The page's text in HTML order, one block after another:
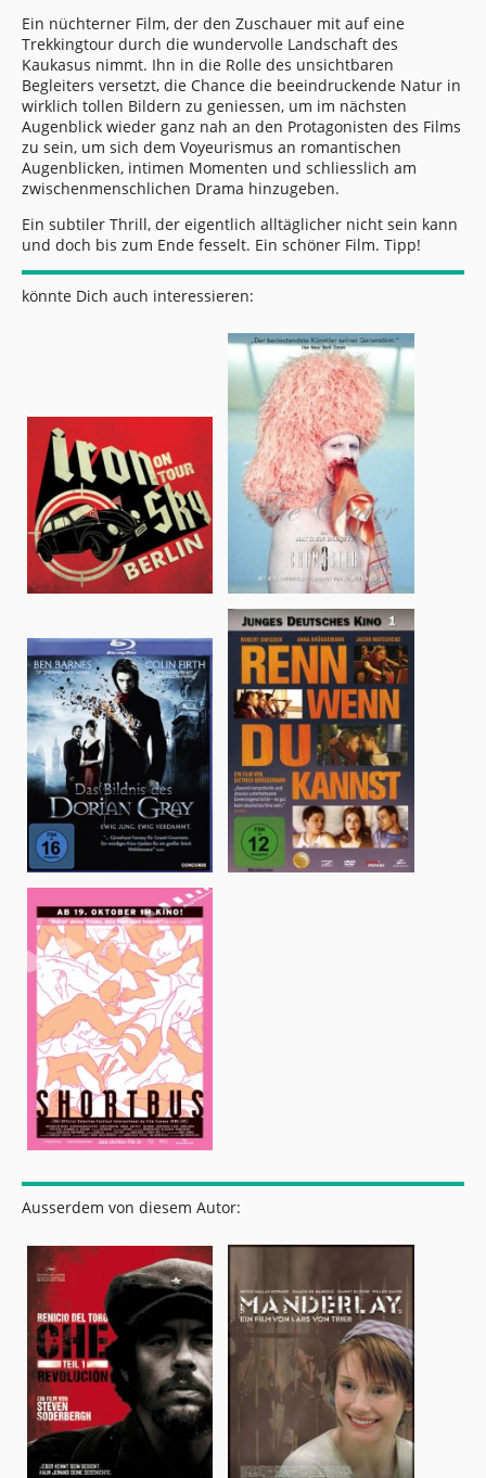
Ein nüchterner Film, der den Zuschauer mit auf eine
Trekkingtour durch die wundervolle Landschaft des
Kaukasus nimmt. Ihn in die Rolle des unsichtbaren
Begleiters versetzt, die Chance die beeindruckende Natur in
wirklich tollen Bildern zu geniessen, um im nächsten
Augenblick wieder ganz nah an den Protagonisten des Films
zu sein, um sich dem Voyeurismus an romantischen
Augenblicken, intimen Momenten und schliesslich am
zwischenmenschlichen Drama hinzugeben.
Ein subtiler Thrill, der eigentlich alltäglicher nicht sein kann
und doch bis zum Ende fesselt. Ein schöner Film. Tipp!
könnte Dich auch interessieren:
Ausserdem von diesem Autor: